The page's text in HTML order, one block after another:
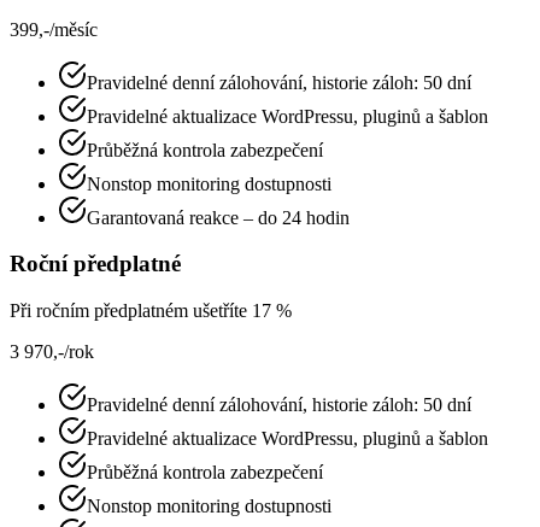
399,-/měsíc
Pravidelné denní zálohování, historie záloh: 50 dní
Pravidelné aktualizace WordPressu, pluginů a šablon
Průběžná kontrola zabezpečení
Nonstop monitoring dostupnosti
Garantovaná reakce – do 24 hodin
Roční předplatné
Při ročním předplatném ušetříte 17 %
3 970,-/rok
Pravidelné denní zálohování, historie záloh: 50 dní
Pravidelné aktualizace WordPressu, pluginů a šablon
Průběžná kontrola zabezpečení
Nonstop monitoring dostupnosti